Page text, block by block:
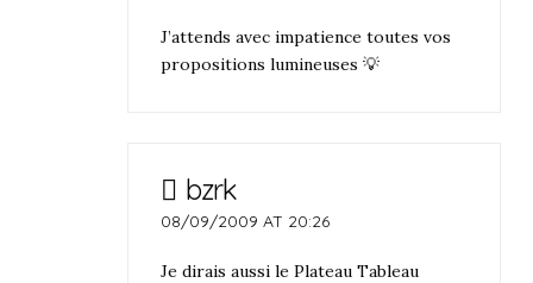
J’attends avec impatience toutes vos
propositions lumineuses 💡
bzrk
08/09/2009 AT 20:26
Je dirais aussi le Plateau Tableau